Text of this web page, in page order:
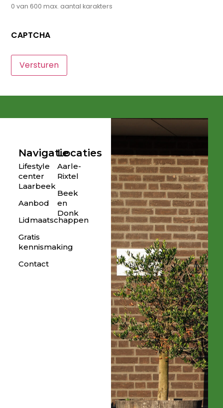
0 van 600 max. aantal karakters
CAPTCHA
Navigatie
Lifestyle
center
Laarbeek
Aanbod
Lidmaatschappen
Gratis
kennismaking
Contact
Locaties
Aarle-
Rixtel
Beek
en
Donk